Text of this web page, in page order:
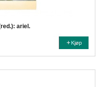
ariel.
Kjøp